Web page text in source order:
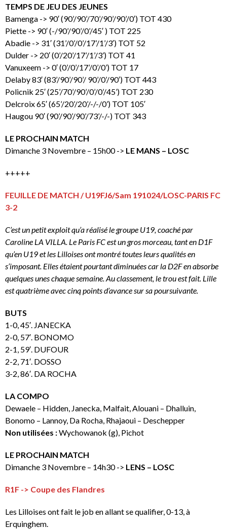
TEMPS DE JEU DES JEUNES
Bamenga -> 90′ (90’/90’/70’/90’/90’/0′) TOT 430
Piette -> 90′ (-/90’/90’/0’/45′ ) TOT 225
Abadie -> 31′ (31’/0’/0’/17’/1’/3′) TOT 52
Dulder -> 20′ (0’/20’/17’/1’/3’) TOT 41
Vanuxeem -> 0′ (0’/0’/17’/0’/0’) TOT 17
Delaby 83′ (83’/90’/90’/ 90’/0’/90′) TOT 443
Policnik 25′ (25’/70’/90’/0’/0’/45’) TOT 230
Delcroix 65′ (65’/20’/20’/-/-/0’) TOT 105′
Haugou 90′ (90’/90’/90’/73’/-/-) TOT 343
LE PROCHAIN MATCH
Dimanche 3 Novembre – 15h00 -> LE MANS – LOSC
+++++
FEUILLE DE MATCH / U19FJ6/Sam 191024/LOSC-PARIS FC
3-2
C’est un petit exploit qu’a réalisé le groupe U19, coaché par
Caroline LA VILLA. Le Paris FC est un gros morceau, tant en D1F
qu’en U19 et les Lilloises ont montré toutes leurs qualités en
s’imposant. Elles étaient pourtant diminuées car la D2F en absorbe
quelques unes chaque semaine. Au classement, le trou est fait. Lille
est quatrième avec cinq points d’avance sur sa poursuivante.
BUTS
1-0, 45′. JANECKA
2-0, 57′. BONOMO
2-1, 59′. DUFOUR
2-2, 71′. DOSSO
3-2, 86′. DA ROCHA
LA COMPO
Dewaele – Hidden, Janecka, Malfait, Alouani – Dhalluin,
Bonomo – Lannoy, Da Rocha, Rhajaoui – Deschepper
Non utilisées :Wychowanok (g), Pichot
LE PROCHAIN MATCH
Dimanche 3 Novembre – 14h30 -> LENS – LOSC
R1F -> Coupe des Flandres
Les Lilloises ont fait le job en allant se qualifier, 0-13, à
Erquinghem.